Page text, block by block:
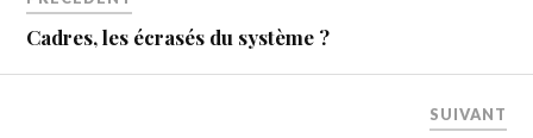
Cadres, les écrasés du système ?
SUIVANT